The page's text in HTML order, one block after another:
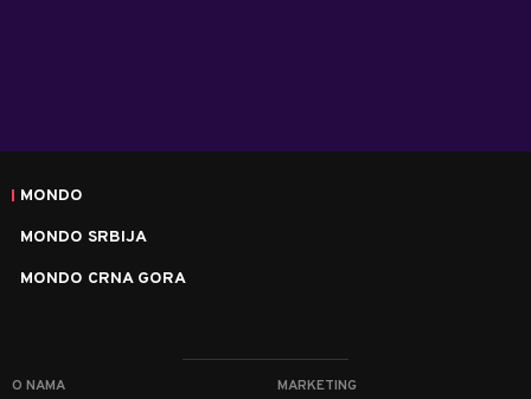
MONDO
MONDO SRBIJA
MONDO CRNA GORA
O NAMA MARKETING